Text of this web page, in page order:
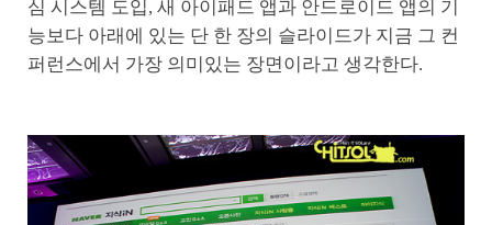
심 시스템 도입, 새 아이패드 앱과 안드로이드 앱의 기
능보다 아래에 있는 단 한 장의 슬라이드가 지금 그 컨
퍼런스에서 가장 의미있는 장면이라고 생각한다.